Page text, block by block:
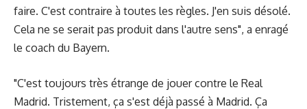
faire. C'est contraire à toutes les règles. J'en suis désolé.
Cela ne se serait pas produit dans l'autre sens", a enragé
le coach du Bayern.
"C'est toujours très étrange de jouer contre le Real
Madrid. Tristement, ça s'est déjà passé à Madrid. Ça